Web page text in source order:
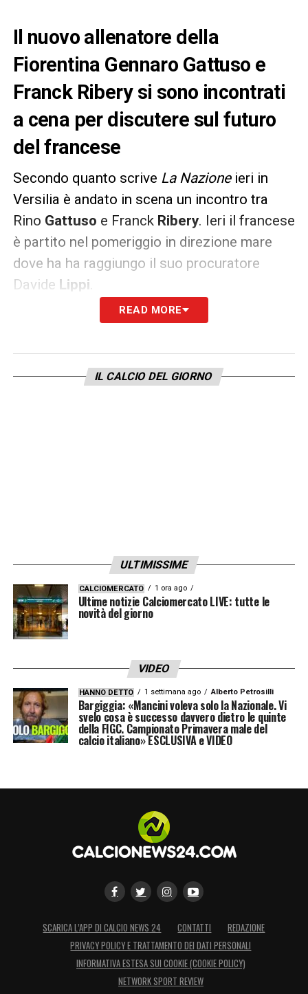
Il nuovo allenatore della
Fiorentina Gennaro Gattuso e
Franck Ribery si sono incontrati
a cena per discutere sul futuro
del francese
Secondo quanto scrive La Nazioneieri in
Versilia è andato in scena un incontro tra
Rino Gattuso e Franck Ribery. Ieri il francese
è partito nel pomeriggio in direzione mare
dove ha ha raggiungo il suo procuratore
Davide Lippi
Poi la cena con misterGattuso, anche lui
READ MORE
IL CALCIO DEL GIORNO
ULTIMISSIME
CALCIOMERCATO 1 ora ago
Ultime notizie Calciomercato LIVE: tutte le
novità del giorno
VIDEO
HANNO DETTO 1 settimana ago Alberto Petrosilli
Bargiggia: «Mancini voleva solo la Nazionale. Vi
svelo cosa è successo davvero dietro le quinte
della FIGC. Campionato Primavera male del
calcio italiano» ESCLUSIVA e VIDEO
SCARICA L’APP DI CALCIO NEWS 24 CONTATTI
REDAZIONE
PRIVACY POLICY E TRATTAMENTO DEI DATI PERSONALI
INFORMATIVA ESTESA SUI COOKIE (COOKIE POLICY)
NETWORK SPORT REVIEW